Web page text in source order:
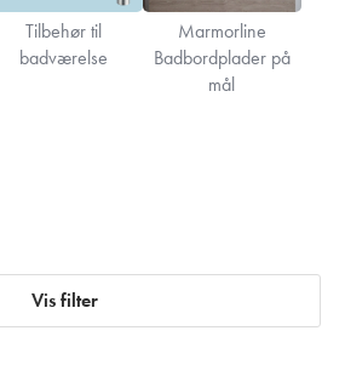
Tilbehør til
badværelse
Marmorline
Badbordplader på
mål
række gennemtænkte
at skabe det perfekte badeværelse. Vi har
selv, eller lad os indrette det for dig. Vi
Vis filter